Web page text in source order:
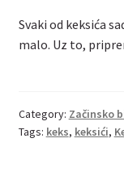
Svaki od keksića
malo. Uz to,
Category: Začinsko
Tags: keks, keksići,